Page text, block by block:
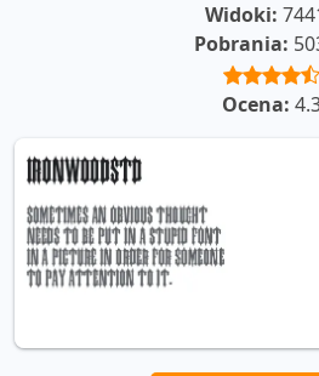
Widoki:
Pobrania:
Ocena: